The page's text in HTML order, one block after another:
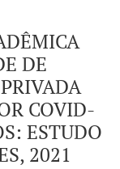
DE
COVID-
ESTUDO
2021